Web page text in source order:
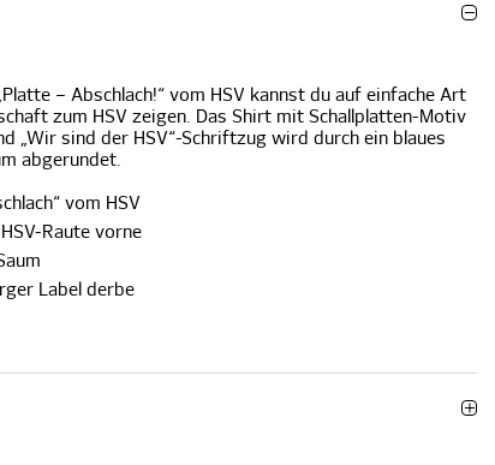
– Abschlach!“ vom HSV kannst du auf einfache Art
zum HSV zeigen. Das Shirt mit Schallplatten-Motiv
„Wir sind der HSV“-Schriftzug wird durch ein blaues
abgerundet.
vom HSV
Raute vorne
Label derbe